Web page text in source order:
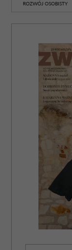
ROZWÓJ OSOBISTY